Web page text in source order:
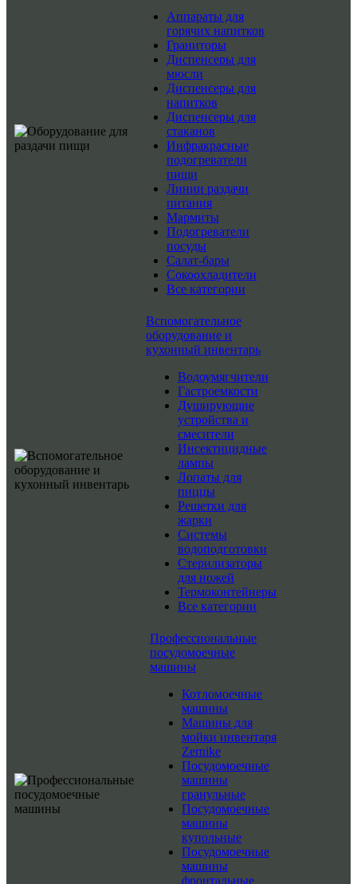
Аппараты для
горячих напитков
Граниторы
Диспенсеры для
мюсли
Диспенсеры для
напитков
Диспенсеры для
стаканов
Инфракрасные
подогреватели
пищи
Линии раздачи
питания
Мармиты
Подогреватели
посуды
Салат-бары
Сокоохладители
Все категории
Вспомогательное
оборудование и
кухонный инвентарь
Водоумягчители
Гастроемкости
Душирующие
устройства и
смесители
Инсектицидные
лампы
Лопаты для
пиццы
Решетки для
жарки
Системы
водоподготовки
Стерилизаторы
для ножей
Термоконтейнеры
Все категории
Профессиональные
посудомоечные
машины
Котломоечные
машины
Машины для
мойки инвентаря
Zernike
Посудомоечные
машины
гранульные
Посудомоечные
машины
купольные
Посудомоечные
машины
фронтальные